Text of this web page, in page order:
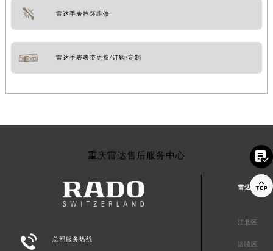
雷达手表摔坏维修
雷达手表表带更换/订购/定制
重庆雷达售后服务中心
 总部服务热线
雷达重庆市
江北区
涪陵区

